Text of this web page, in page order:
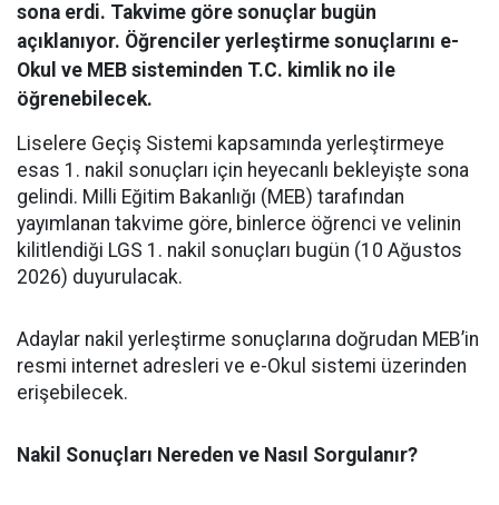
sona erdi. Takvime göre sonuçlar bugün
açıklanıyor. Öğrenciler yerleştirme sonuçlarını e-
Okul ve MEB sisteminden T.C. kimlik no ile
öğrenebilecek.
Liselere Geçiş Sistemi kapsamında yerleştirmeye
esas 1. nakil sonuçları için heyecanlı bekleyişte sona
gelindi. Milli Eğitim Bakanlığı (MEB) tarafından
yayımlanan takvime göre, binlerce öğrenci ve velinin
kilitlendiği LGS 1. nakil sonuçları bugün (10 Ağustos
2026) duyurulacak.
​Adaylar nakil yerleştirme sonuçlarına doğrudan MEB’in
resmi internet adresleri ve e-Okul sistemi üzerinden
erişebilecek.
Nakil Sonuçları Nereden ve Nasıl Sorgulanır?